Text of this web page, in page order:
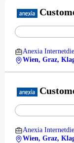
Anexia
Wien, Graz,
Anexia
Wien, Graz,